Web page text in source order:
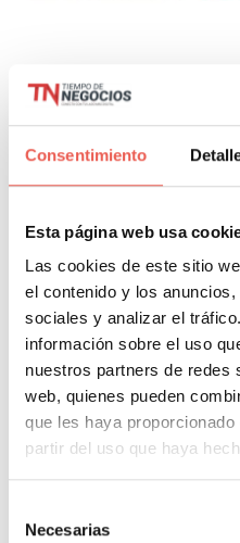
Consentimiento
Esta página web usa
Las cookies de este sitio
el contenido y los
sociales y analizar el
información sobre el uso
nuestros partners de redes
web, quienes pueden
que les haya
partir del uso que haya
Necesarias
Dirección: C.
España
Web:https://
ERSM Corporate cuenta
experienciaen la
los sectores. Su enfoque
proximidad y
programas de seguros a
cada riesgo empresarial.